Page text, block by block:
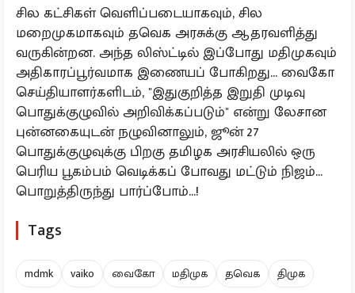
சில கட்சிகள் வெளிப்படையாகவும், சில
மறைமுகமாகவும் தவெக அரசுக்கு ஆதரவளித்து
வருகின்றன. அந்த லிஸ்ட்டில் இப்போது மதிமுகவும்
அதிகாரப்பூர்வமாக இணையப் போகிறது... வைகோ
செய்தியாளர்களிடம், "இதுகுறித்த இறுதி முடிவு
பொதுக்குழுவில் அறிவிக்கப்படும்" என்று லேசான
புன்னகையுடன் நழுவினாலும், ஜூன் 27
பொதுக்குழுவுக்கு பிறகு தமிழக அரசியலில் ஒரு
பெரிய பூகம்பம் வெடிக்கப் போவது மட்டும் நிஜம்...
பொறுத்திருந்து பார்ப்போம்...!
Tags
mdmk vaiko வைகோ மதிமுக தவெக திமுக